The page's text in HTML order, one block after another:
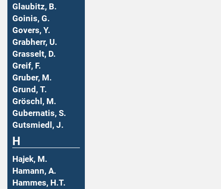
Glaubitz, B.
Goinis, G.
Govers, Y.
Grabherr, U.
Grasselt, D.
Greif, F.
Gruber, M.
Grund, T.
Gröschl, M.
Gubernatis, S.
Gutsmiedl, J.
H
Hajek, M.
Hamann, A.
Hammes, H.T.